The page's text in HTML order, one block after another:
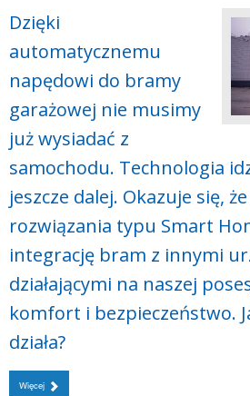
Dzięki
automatycznemu
napędowi do bramy
garażowej nie musimy
już wysiadać z
samochodu. Technologia
jeszcze dalej. Okazuje się,
rozwiązania typu Smart
integrację bram z innymi
działającymi na naszej
komfort i bezpieczeństwo.
działa?
Więcej